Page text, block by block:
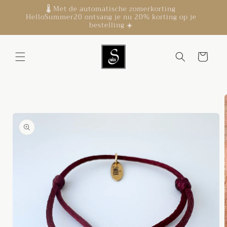
content
🌡️ Met de automatische zomerkorting
HelloSummer20 ontvang je nu 20% korting op je
bestelling ☀️
Winkelwagen